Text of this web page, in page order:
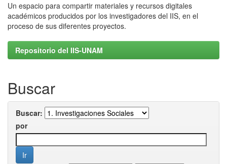
Un espacio para compartir materiales y recursos digitales
académicos producidos por los investigadores del IIS, en el
proceso de sus diferentes proyectos.
Repositorio del IIS-UNAM
Buscar
Buscar:
por